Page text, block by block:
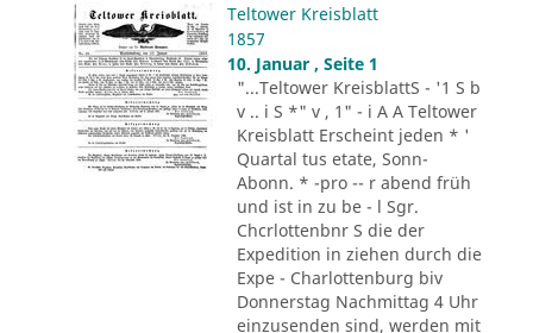
Teltower Kreisblatt
1857
10. Januar , Seite 1
"...Teltower KreisblattS - '1 S b
v .. i S *" v , 1" - i A A Teltower
Kreisblatt Erscheint jeden * '
Quartal tus etate, Sonn-
Abonn. * -pro -- r abend früh
und ist in zu be - l Sgr.
Chcrlottenbnr S die der
Expedition in ziehen durch die
Expe - Charlottenburg biv
Donnerstag Nachmittag 4 Uhr
einzusenden sind, werden mit